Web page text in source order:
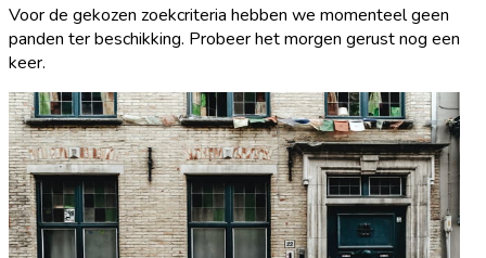
Voor de gekozen zoekcriteria hebben we momenteel geen
panden ter beschikking. Probeer het morgen gerust nog een
keer.